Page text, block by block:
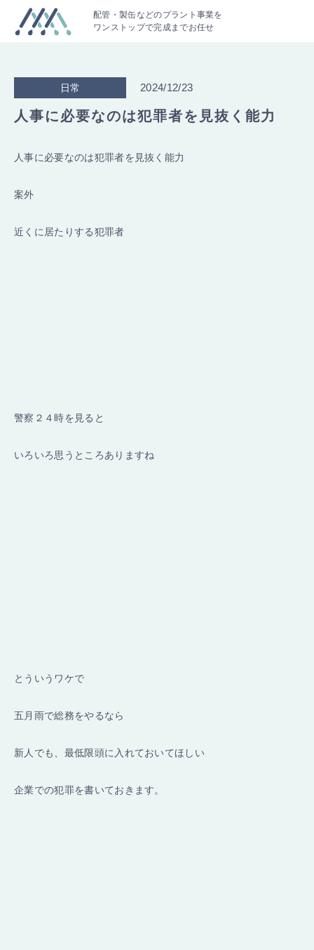
配管・製缶などのプラント事業を
ワンストップで完成までお任せ
日常 2024/12/23
人事に必要なのは犯罪者を見抜く能力
人事に必要なのは犯罪者を見抜く能力
案外
近くに居たりする犯罪者
警察２４時を見ると
いろいろ思うところありますね
とういうワケで
五月雨で総務をやるなら
新人でも、最低限頭に入れておいてほしい
企業での犯罪を書いておきます。